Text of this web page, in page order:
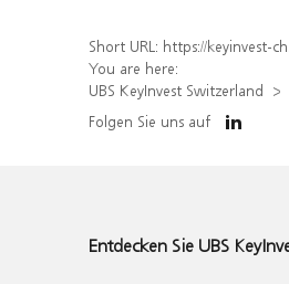
Short URL: https://keyinvest-ch.ubs.com/produkt/
You are here:
UBS KeyInvest Switzerland
Folgen Sie uns auf
Entdecken Sie UBS